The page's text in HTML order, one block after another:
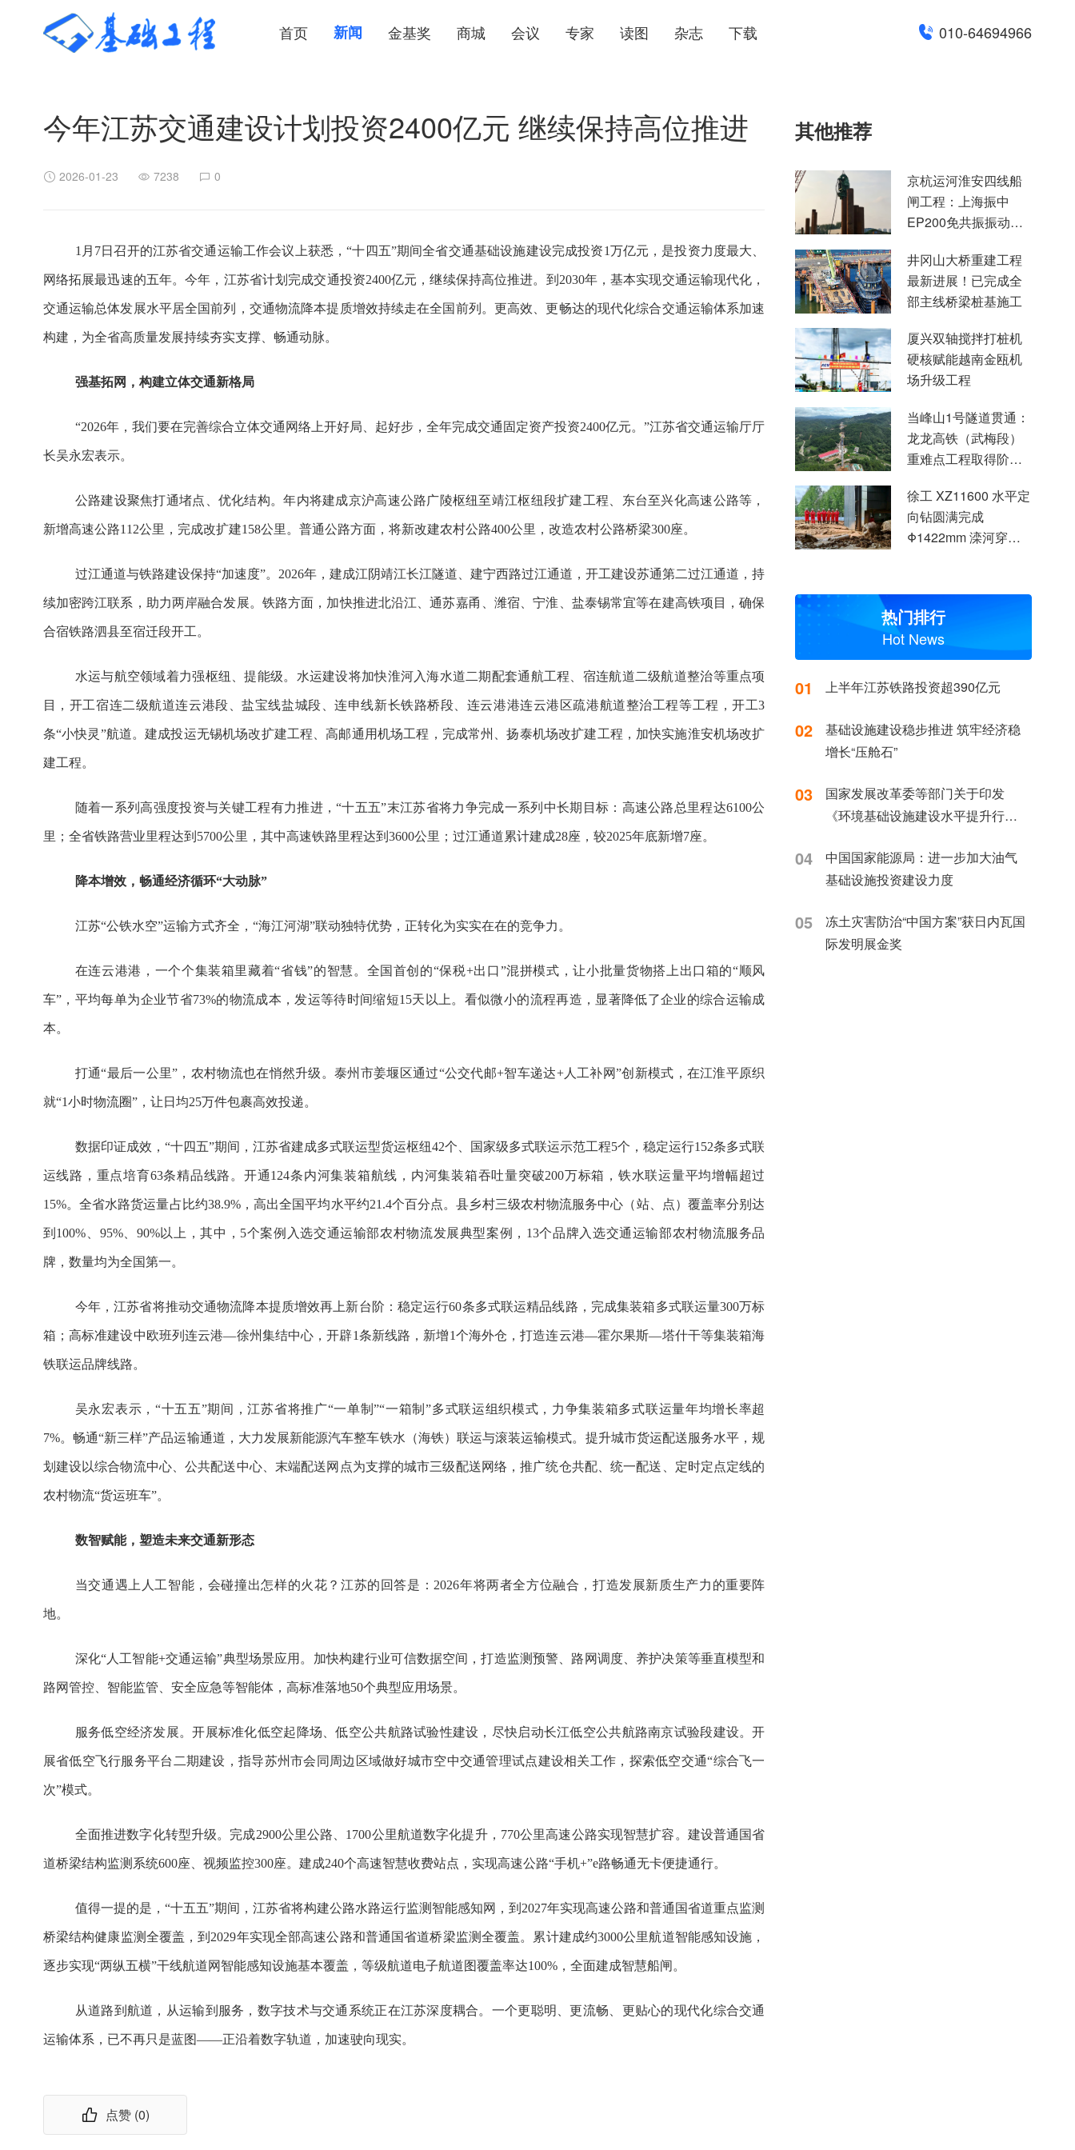
首页 新闻 金基奖 商城 会议 专家 读图 杂志 下载 010-64694966
今年江苏交通建设计划投资2400亿元 继续保持高位推进
2026-01-23 7238 0
1月7日召开的江苏省交通运输工作会议上获悉，“十四五”期间全省交通基础设施建设完成投资1万亿元，是投资力度最大、
网络拓展最迅速的五年。今年， 江苏省计划完成交通投资2400亿元，继续保持高位推进。到2030年，基本实现交通运输现代化，
交通运输总体发展水平居全国前列，交通物流降本提质增效持续走在全国前列。更高效、更畅达的现代化综合交通运输体系加速
构建，为全省高质量发展持续夯实支撑、畅通动脉。
强基拓网，构建立体交通新格局
“2026年，我们要在完善综合立体交通网络上开好局、起好步，全年完成交通固定资产投资2400亿元。”江苏省交通运输厅厅
长吴永宏表示。
公路建设聚焦打通堵点、优化结构。年内将建成京沪高速公路广陵枢纽至靖江枢纽段扩建工程、东台至兴化高速公路等，
新增高速公路112公里，完成改扩建158公里。普通公路方面，将新改建农村公路400公里，改造农村公路桥梁300座。
过江通道与铁路建设保持“加速度”。2026年，建成江阴靖江长江隧道、建宁西路过江通道，开工建设苏通第二过江通道，持
续加密跨江联系，助力两岸融合发展。铁路方面，加快推进北沿江、通苏嘉甬、潍宿、宁淮、盐泰锡常宜等在建高铁项目，确保
合宿铁路泗县至宿迁段开工。
水运与航空领域着力强枢纽、提能级。水运建设将加快淮河入海水道二期配套通航工程、宿连航道二级航道整治等重点项
目，开工宿连二级航道连云港段、盐宝线盐城段、连申线新长铁路桥段、连云港港连云港区疏港航道整治工程等工程，开工3
条“小快灵”航道。建成投运无锡机场改扩建工程、高邮通用机场工程，完成常州、扬泰机场改扩建工程，加快实施淮安机场改扩
建工程。
随着一系列高强度投资与关键工程有力推进，“十五五”末江苏省将力争完成一系列中长期目标：高速公路总里程达6100公
里；全省铁路营业里程达到5700公里，其中高速铁路里程达到3600公里；过江通道累计建成28座，较2025年底新增7座。
降本增效，畅通经济循环“大动脉”
江苏“公铁水空”运输方式齐全，“海江河湖”联动独特优势，正转化为实实在在的竞争力。
在连云港港，一个个集装箱里藏着“省钱”的智慧。全国首创的“保税+出口”混拼模式，让小批量货物搭上出口箱的“顺风
车”，平均每单为企业节省73%的物流成本，发运等待时间缩短15天以上。看似微小的流程再造，显著降低了企业的综合运输成
本。
打通“最后一公里”，农村物流也在悄然升级。泰州市姜堰区通过“公交代邮+智车递达+人工补网”创新模式，在江淮平原织
就“1小时物流圈”，让日均25万件包裹高效投递。
数据印证成效，“十四五”期间， 江苏省建成多式联运型货运枢纽42个、国家级多式联运示范工程5个，稳定运行152条多式联
运线路，重点培育63条精品线路。开通124条内河集装箱航线，内河集装箱吞吐量突破200万标箱，铁水联运量平均增幅超过
15%。全省水路货运量占比约38.9%，高出全国平均水平约21.4个百分点。县乡村三级农村物流服务中心（站、点）覆盖率分别达
到100%、95%、90%以上，其中，5个案例入选交通运输部农村物流发展典型案例，13个品牌入选交通运输部农村物流服务品
牌，数量均为全国第一。
今年，江苏省将推动交通物流降本提质增效再上新台阶：稳定运行60条多式联运精品线路，完成集装箱多式联运量300万标
箱；高标准建设中欧班列连云港—徐州集结中心，开辟1条新线路，新增1个海外仓，打造连云港—霍尔果斯—塔什干等集装箱海
铁联运品牌线路。
吴永宏表示，“十五五”期间，江苏省将推广“一单制”“一箱制”多式联运组织模式，力争集装箱多式联运量年均增长率超
7%。畅通“新三样”产品运输通道，大力发展新能源汽车整车铁水（海铁）联运与滚装运输模式。提升城市货运配送服务水平，规
划建设以综合物流中心、公共配送中心、末端配送网点为支撑的城市三级配送网络，推广统仓共配、统一配送、定时定点定线的
农村物流“货运班车”。
数智赋能，塑造未来交通新形态
当交通遇上人工智能，会碰撞出怎样的火花？江苏的回答是：2026年将两者全方位融合，打造发展新质生产力的重要阵
地。
深化“人工智能+交通运输”典型场景应用。加快构建行业可信数据空间，打造监测预警、路网调度、养护决策等垂直模型和
路网管控、智能监管、安全应急等智能体，高标准落地50个典型应用场景。
服务低空经济发展。开展标准化低空起降场、低空公共航路试验性建设，尽快启动长江低空公共航路南京试验段建设。开
展省低空飞行服务平台二期建设，指导苏州市会同周边区域做好城市空中交通管理试点建设相关工作，探索低空交通“综合飞一
次”模式。
全面推进数字化转型升级。完成2900公里公路、1700公里航道数字化提升，770公里高速公路实现智慧扩容。建设普通国省
道桥梁结构监测系统600座、视频监控300座。建成240个高速智慧收费站点，实现高速公路“手机+”e路畅通无卡便捷通行。
值得一提的是，“十五五”期间， 江苏省将构建公路水路运行监测智能感知网，到2027年实现高速公路和普通国省道重点监测
桥梁结构健康监测全覆盖，到2029年实现全部高速公路和普通国省道桥梁监测全覆盖。累计建成约3000公里航道智能感知设施，
逐步实现“两纵五横”干线航道网智能感知设施基本覆盖，等级航道电子航道图覆盖率达100%，全面建成智慧船闸。
从道路到航道，从运输到服务，数字技术与交通系统正在江苏深度耦合。一个更聪明、更流畅、更贴心的现代化综合交通
运输体系，已不再只是蓝图——正沿着数字轨道，加速驶向现实。
点赞 (0)
其他推荐
京杭运河淮安四线船
闸工程：上海振中
EP200免共振振动锤
点项目建设
井冈山大桥重建工程
最新进展！已完成全
部主线桥梁桩基施工
厦兴双轴搅拌打桩机
硬核赋能越南金瓯机
场升级工程
当峰山1号隧道贯通：
龙龙高铁（武梅段）
重难点工程取得阶段
徐工 XZ11600 水平定
向钻圆满完成
Φ1422mm 滦河穿越
热门排行
Hot News
01 上半年江苏铁路投资超390亿元
02
基础设施建设稳步推进 筑牢经济稳
增长“压舱石”
03
国家发展改革委等部门关于印发
《环境基础设施建设水平提升行动
资〔2023〕1046号
04
中国国家能源局：进一步加大油气
基础设施投资建设力度
05
冻土灾害防治“中国方案”获日内瓦国
际发明展金奖